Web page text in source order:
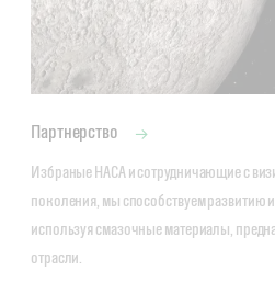
Партнерство
Избраные НАСА и сотрудничающие с
поколения, мы способствуем развитию
используя смазочные материалы,
отрасли.